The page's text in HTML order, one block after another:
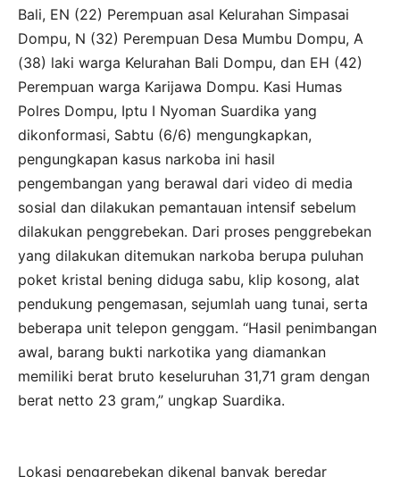
Bali, EN (22) Perempuan asal Kelurahan Simpasai
Dompu, N (32) Perempuan Desa Mumbu Dompu, A
(38) laki warga Kelurahan Bali Dompu, dan EH (42)
Perempuan warga Karijawa Dompu. Kasi Humas
Polres Dompu, Iptu I Nyoman Suardika yang
dikonformasi, Sabtu (6/6) mengungkapkan,
pengungkapan kasus narkoba ini hasil
pengembangan yang berawal dari video di media
sosial dan dilakukan pemantauan intensif sebelum
dilakukan penggrebekan. Dari proses penggrebekan
yang dilakukan ditemukan narkoba berupa puluhan
poket kristal bening diduga sabu, klip kosong, alat
pendukung pengemasan, sejumlah uang tunai, serta
beberapa unit telepon genggam. “Hasil penimbangan
awal, barang bukti narkotika yang diamankan
memiliki berat bruto keseluruhan 31,71 gram dengan
berat netto 23 gram,” ungkap Suardika.
Lokasi penggrebekan dikenal banyak beredar